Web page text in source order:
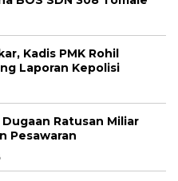
Kadis PMK Rohil
Laporan Kepolisi
Ratusan Miliar
Pesawaran